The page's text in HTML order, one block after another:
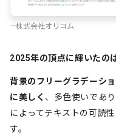
株式会社オリコム
2025年の頂点に輝いたの
背景のフリーグラデーシ
に美しく 、多色使いであ
によってテキストの可読
す。